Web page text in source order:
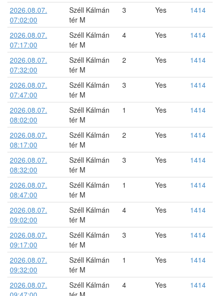
2026.08.07.
07:02:00
Széll Kálmán
tér M
3 Yes 1414
2026.08.07.
07:17:00
Széll Kálmán
tér M
4 Yes 1414
2026.08.07.
07:32:00
Széll Kálmán
tér M
2 Yes 1414
2026.08.07.
07:47:00
Széll Kálmán
tér M
3 Yes 1414
2026.08.07.
08:02:00
Széll Kálmán
tér M
1 Yes 1414
2026.08.07.
08:17:00
Széll Kálmán
tér M
2 Yes 1414
2026.08.07.
08:32:00
Széll Kálmán
tér M
3 Yes 1414
2026.08.07.
08:47:00
Széll Kálmán
tér M
1 Yes 1414
2026.08.07.
09:02:00
Széll Kálmán
tér M
4 Yes 1414
2026.08.07.
09:17:00
Széll Kálmán
tér M
3 Yes 1414
2026.08.07.
09:32:00
Széll Kálmán
tér M
1 Yes 1414
2026.08.07.
Széll Kálmán
4 Yes 1414